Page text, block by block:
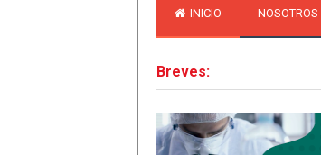
INICIO NOSOTROS
Breves: